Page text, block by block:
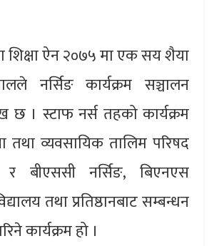
शिक्षा ऐन २०७५ मा एक सय शैया
नर्सिङ कार्यक्रम सञ्चालन
छ । स्टाफ नर्स तहको कार्यक्रम
तथा व्यवसायिक तालिम परिषद
र बीएससी नर्सिङ, बिएनएस
तथा प्रतिष्ठानबाट सम्बन्धन
कार्यक्रम हो ।